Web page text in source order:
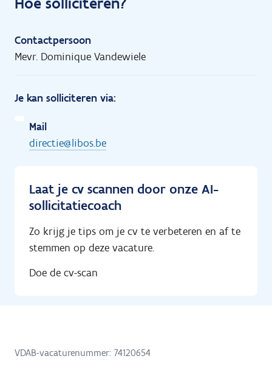
Contactpersoon
Mevr. Dominique Vandewiele
Je kan solliciteren via:
Mail
directie@libos.be
Laat je cv scannen door onze AI-
sollicitatiecoach
Zo krijg je tips om je cv te verbeteren en af te
stemmen op deze vacature.
Doe de cv-scan
VDAB-vacaturenummer: 74120654